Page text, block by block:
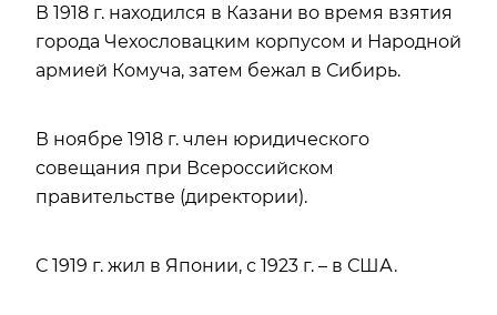
В 1918 г. находился в Казани во время взятия
города Чехословацким корпусом и Народной
армией Комуча, затем бежал в Сибирь.
В ноябре 1918 г. член юридического
совещания при Всероссийском
правительстве (директории).
С 1919 г. жил в Японии, с 1923 г. – в США.